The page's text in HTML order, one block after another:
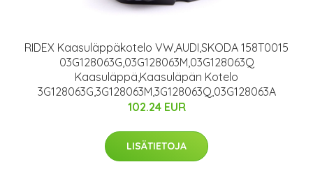
RIDEX Kaasuläppäkotelo VW,AUDI,SKODA 158T0015
03G128063G,03G128063M,03G128063Q
Kaasuläppä,Kaasuläpän Kotelo
3G128063G,3G128063M,3G128063Q,03G128063A
102.24 EUR
LISÄTIETOJA